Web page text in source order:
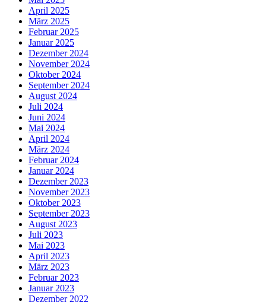
April 2025
März 2025
Februar 2025
Januar 2025
Dezember 2024
November 2024
Oktober 2024
September 2024
August 2024
Juli 2024
Juni 2024
Mai 2024
April 2024
März 2024
Februar 2024
Januar 2024
Dezember 2023
November 2023
Oktober 2023
September 2023
August 2023
Juli 2023
Mai 2023
April 2023
März 2023
Februar 2023
Januar 2023
Dezember 2022